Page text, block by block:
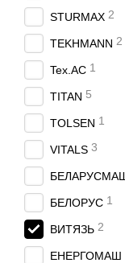
STURMAX 2
TEKHMANN 2
Tex.AC 1
TITAN 5
TOLSEN 1
VITALS 3
БЕЛОРУС 1
ВИТЯЗЬ 2
ЕНЕРГОМАШ